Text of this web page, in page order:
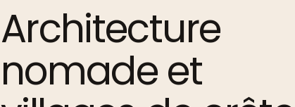
Architecture
nomade et